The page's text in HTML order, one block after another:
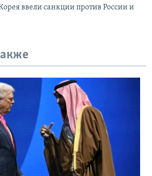
ввели санкции против России и